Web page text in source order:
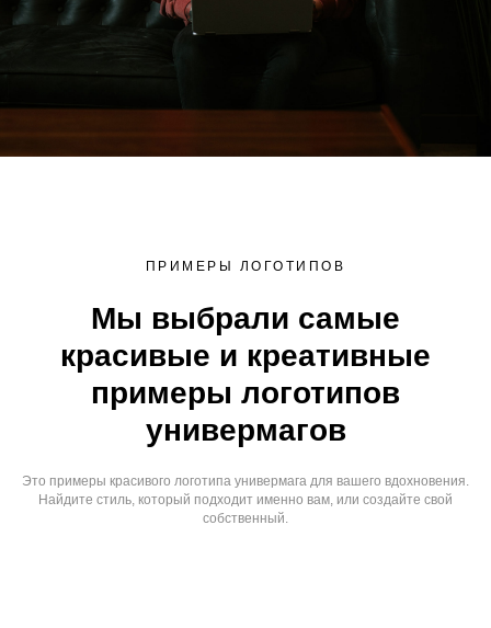
ПРИМЕРЫ ЛОГОТИПОВ
Мы выбрали самые
красивые и креативные
примеры логотипов
универмагов
Это примеры красивого логотипа универмага для вашего вдохновения.
Найдите стиль, который подходит именно вам, или создайте свой
собственный.